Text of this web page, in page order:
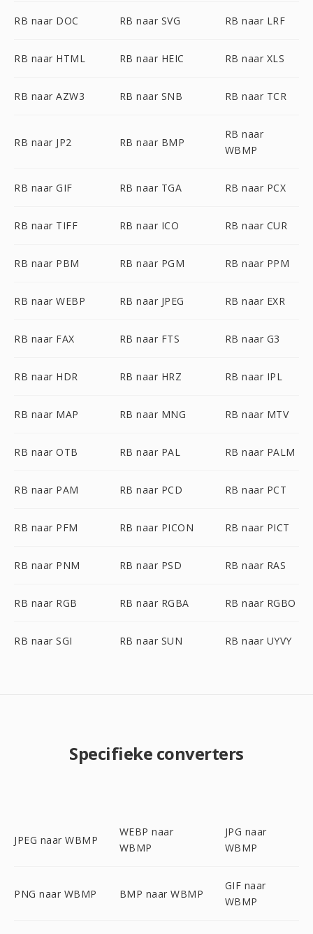
RB naar DOC RB naar SVG RB naar LRF
RB naar HTML RB naar HEIC RB naar XLS
RB naar AZW3 RB naar SNB RB naar TCR
RB naar JP2 RB naar BMP
RB naar
WBMP
RB naar GIF RB naar TGA RB naar PCX
RB naar TIFF RB naar ICO RB naar CUR
RB naar PBM RB naar PGM RB naar PPM
RB naar WEBP RB naar JPEG RB naar EXR
RB naar FAX RB naar FTS RB naar G3
RB naar HDR RB naar HRZ RB naar IPL
RB naar MAP RB naar MNG RB naar MTV
RB naar OTB RB naar PAL RB naar PALM
RB naar PAM RB naar PCD RB naar PCT
RB naar PFM RB naar PICON RB naar PICT
RB naar PNM RB naar PSD RB naar RAS
RB naar RGB RB naar RGBA RB naar RGBO
RB naar SGI RB naar SUN RB naar UYVY
Specifieke converters
JPEG naar WBMP
WEBP naar
WBMP
JPG naar
WBMP
PNG naar WBMP BMP naar WBMP
GIF naar
WBMP